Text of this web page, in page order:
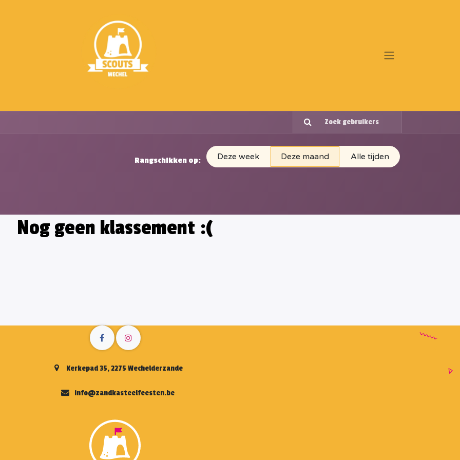
Rangschikken op: Deze week Deze maand Alle tijden
Nog geen klassement :(
Kerkepad 35, 2275 Wechelderzande
info@zandkasteelfeesten.be